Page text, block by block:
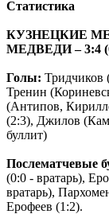
Статистика
КУЗНЕЦКИЕ
МЕДВЕДИ – 3:4
Голы: Тридчиков
Тренин
(Антипов,
(2:3), Джилов
буллит)
Послематчевые
(0:0 - вратарь),
вратарь),
Ерофеев (1:2).